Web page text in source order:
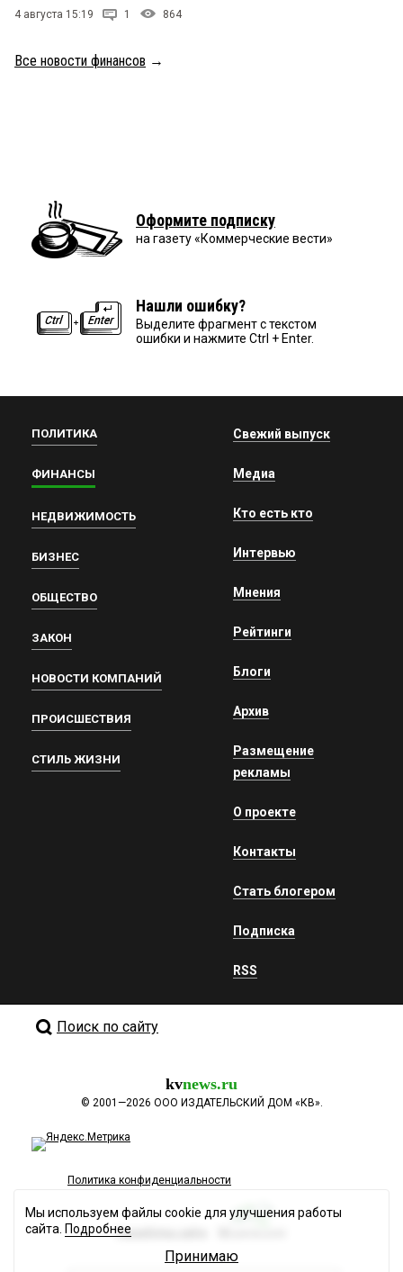
4 августа 15:19 1 864
Все новости финансов →
Оформите подписку
на газету «Коммерческие вести»
Нашли ошибку?
Выделите фрагмент с текстом
ошибки и нажмите Ctrl + Enter.
ПОЛИТИКА
ФИНАНСЫ
НЕДВИЖИМОСТЬ
БИЗНЕС
ОБЩЕСТВО
ЗАКОН
НОВОСТИ КОМПАНИЙ
ПРОИСШЕСТВИЯ
СТИЛЬ ЖИЗНИ
Свежий выпуск
Медиа
Кто есть кто
Интервью
Мнения
Рейтинги
Блоги
Архив
Размещение
рекламы
О проекте
Контакты
Стать блогером
Подписка
RSS
Поиск по сайту
kvnews.ru
© 2001—2026 ООО ИЗДАТЕЛЬСКИЙ ДОМ «КВ».
Политика конфиденциальности
Разработка сайта
Мы используем файлы cookie для улучшения работы
сайта. Подробнее
Принимаю